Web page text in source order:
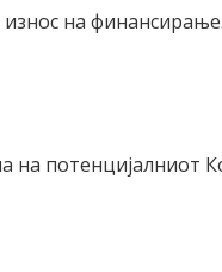
на финансирање.
потенцијалниот